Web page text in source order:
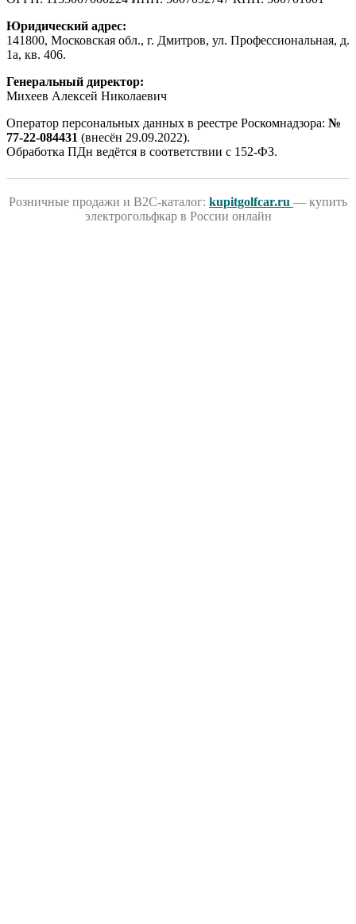
Юридический адрес:
141800, Московская обл., г. Дмитров, ул. Профессиональная, д.
1а, кв. 406.
Генеральный директор:
Михеев Алексей Николаевич
Оператор персональных данных в реестре Роскомнадзора: №
77-22-084431 (внесён 29.09.2022).
Обработка ПДн ведётся в соответствии с 152-ФЗ.
Розничные продажи и B2C-каталог: kupitgolfcar.ru — купить
электрогольфкар в России онлайн